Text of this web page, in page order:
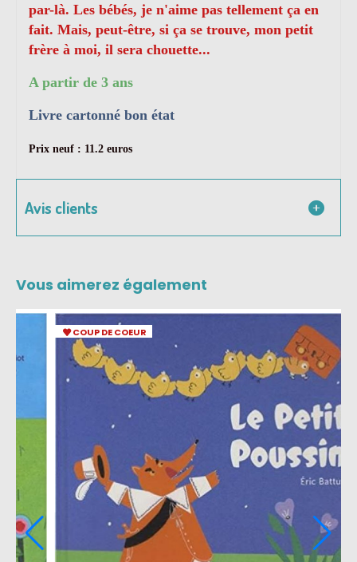
par-là. Les bébés, je n'aime pas tellement ça en
fait. Mais, peut-être, si ça se trouve, mon petit
frère à moi, il sera chouette...
A partir de 3 ans
Livre cartonné bon état
Prix neuf : 11.2 euros
Avis clients
Vous aimerez également